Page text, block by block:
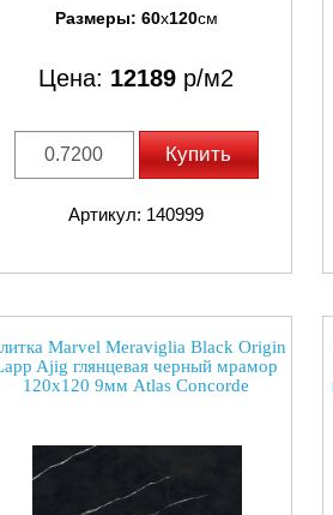
Размеры: 60x120см
Цена: 12189 р/м2
Купить
Артикул: 140999
Marvel Meraviglia Black Origin
Ajig глянцевая черный мрамор
120x120 9мм Atlas Concorde